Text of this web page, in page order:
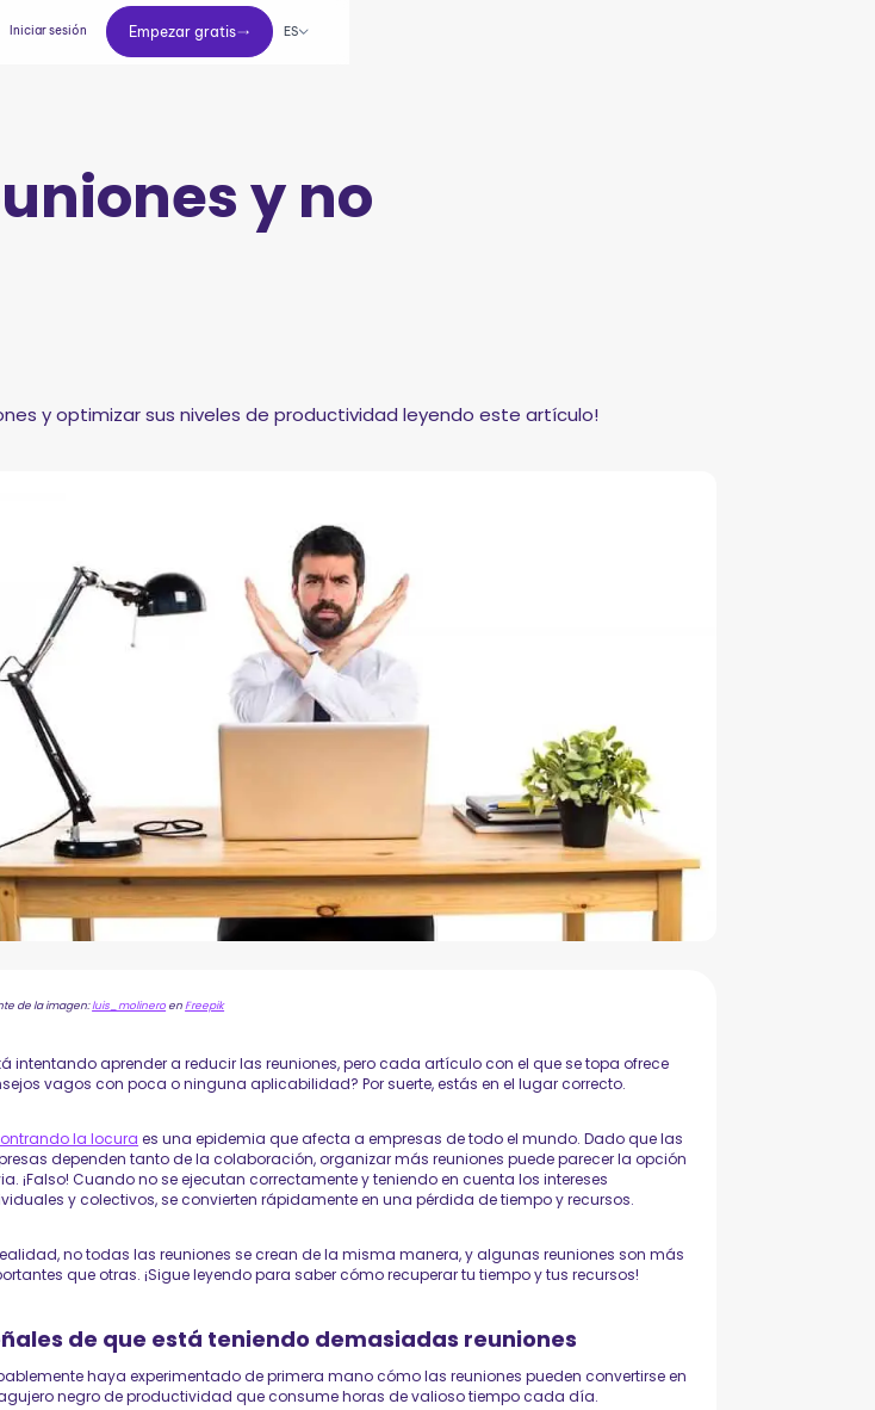
Iniciar sesión Empezar gratis
Empezar gratis
ES
y no
y optimizar sus niveles de productividad leyendo este artículo!
de la imagen:luis_molinero enFreepik
intentando aprender a reducir las reuniones, pero cada artículo con el que se topa ofrece
vagos con poca o ninguna aplicabilidad? Por suerte, estás en el lugar correcto.
la locura es una epidemia que afecta a empresas de todo el mundo. Dado que las
dependen tanto de la colaboración, organizar más reuniones puede parecer la opción
¡Falso! Cuando no se ejecutan correctamente y teniendo en cuenta los intereses
y colectivos, se convierten rápidamente en una pérdida de tiempo y recursos.
no todas las reuniones se crean de la misma manera, y algunas reuniones son más
que otras. ¡Sigue leyendo para saber cómo recuperar tu tiempo y tus recursos!
de que está teniendo demasiadas reuniones
haya experimentado de primera mano cómo las reuniones pueden convertirse en
negro de productividad que consume horas de valioso tiempo cada día.